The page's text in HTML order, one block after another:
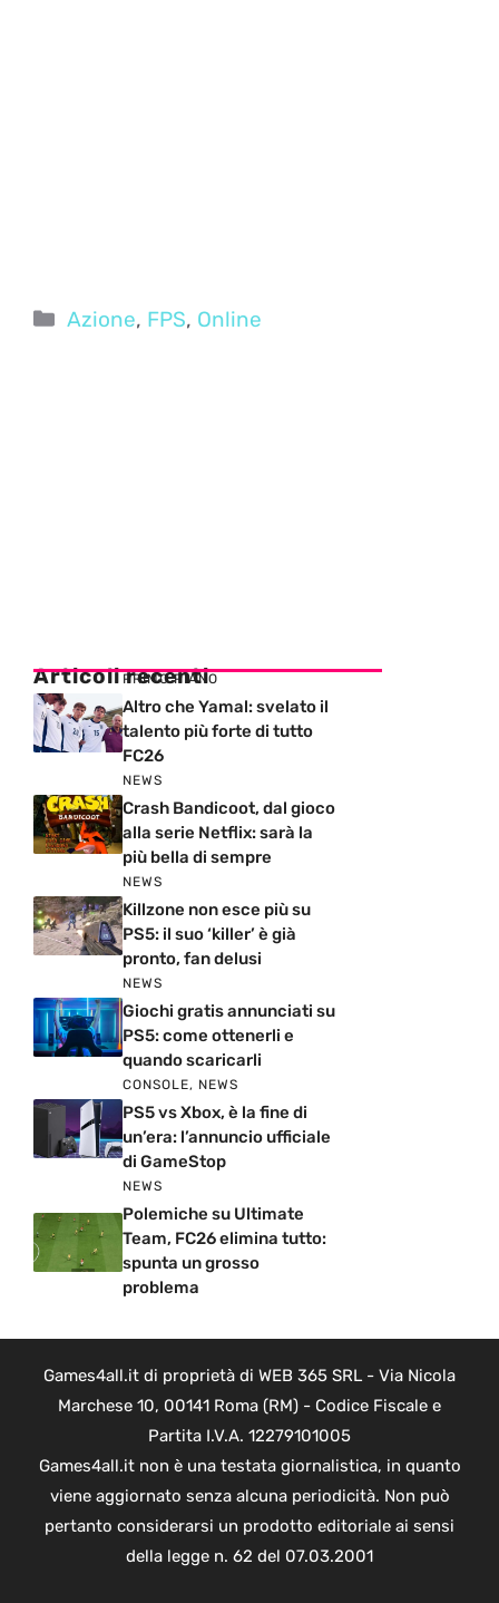
Categorie
Azione, FPS, Online
Articoli recenti
PRIMO PIANO
Altro che Yamal: svelato il
talento più forte di tutto
FC26
NEWS
Crash Bandicoot, dal gioco
alla serie Netflix: sarà la
più bella di sempre
NEWS
Killzone non esce più su
PS5: il suo ‘killer’ è già
pronto, fan delusi
NEWS
Giochi gratis annunciati su
PS5: come ottenerli e
quando scaricarli
CONSOLE, NEWS
PS5 vs Xbox, è la fine di
un’era: l’annuncio ufficiale
di GameStop
NEWS
Polemiche su Ultimate
Team, FC26 elimina tutto:
spunta un grosso
problema
Games4all.it di proprietà di WEB 365 SRL - Via Nicola
Marchese 10, 00141 Roma (RM) - Codice Fiscale e
Partita I.V.A. 12279101005
Games4all.it non è una testata giornalistica, in quanto
viene aggiornato senza alcuna periodicità. Non può
pertanto considerarsi un prodotto editoriale ai sensi
della legge n. 62 del 07.03.2001